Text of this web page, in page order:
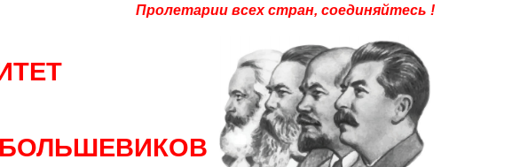
Пролетарии всех стран, соединяйтесь !